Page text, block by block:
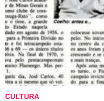
CULTURA